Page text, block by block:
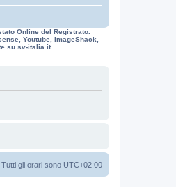
Online del Registrato.
Youtube, ImageShack,
su sv-italia.it.
Tutti gli orari sono UTC+02:00